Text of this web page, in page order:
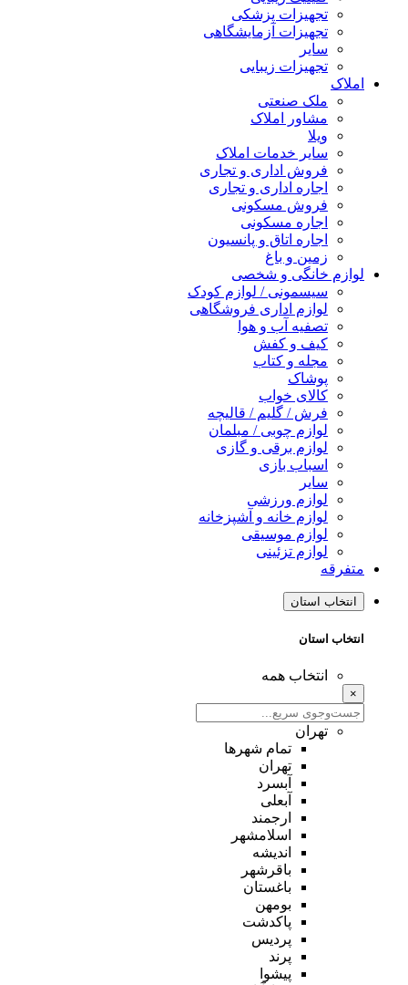
تجهیزات پزشکی
تجهیزات آزمایشگاهی
سایر
تجهیزات زیبایی
املاک
ملک صنعتی
مشاور املاک
ویلا
سایر خدمات املاک
فروش اداری و تجاری
اجاره اداری و تجاری
فروش مسکونی
اجاره مسکونی
اجاره اتاق و پانسیون
زمین و باغ
لوازم خانگی و شخصی
سیسمونی / لوازم کودک
لوازم اداری فروشگاهی
تصفیه آب و هوا
کیف و کفش
مجله و کتاب
پوشاک
کالای خواب
فرش / گلیم / قالیچه
لوازم چوبی / مبلمان
لوازم برقی و گازی
اسباب بازی
سایر
لوازم ورزشی
لوازم خانه و آشپزخانه
لوازم موسیقی
لوازم تزئینی
متفرقه
انتخاب استان
انتخاب استان
انتخاب همه
×
تهران
تمام شهر‌ها
تهران
آبسرد
آبعلی
ارجمند
اسلامشهر
اندیشه
باقرشهر
باغستان
بومهن
پاکدشت
پردیس
پرند
پیشوا